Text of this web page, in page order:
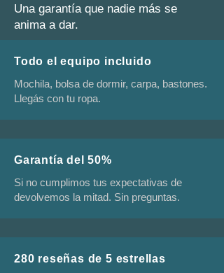
Una garantía que nadie más se
anima a dar.
Todo el equipo incluido
Mochila, bolsa de dormir, carpa, bastones.
Llegás con tu ropa.
Garantía del 50%
Si no cumplimos tus expectativas de
devolvemos la mitad. Sin preguntas.
280 reseñas de 5 estrellas